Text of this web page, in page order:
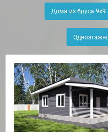
Дома из бруса 9х9